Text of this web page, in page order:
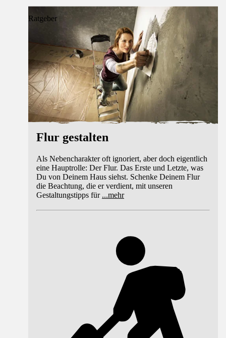
Ratgeber
Flur gestalten
Als Nebencharakter oft ignoriert, aber doch eigentlich
eine Hauptrolle: Der Flur. Das Erste und Letzte, was
Du von Deinem Haus siehst. Schenke Deinem Flur
die Beachtung, die er verdient, mit unseren
Gestaltungstipps für ...mehr